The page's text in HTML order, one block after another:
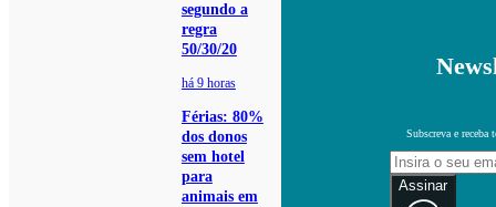
segundo a
regra
50/30/20
há 9 horas
Férias: 80%
dos donos
sem hotel
para
animais em
Subscreva e receba
Assinar